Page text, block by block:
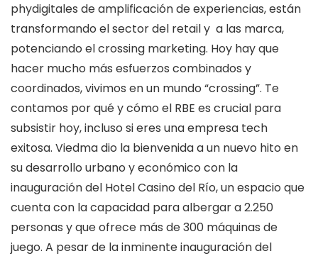
phydigitales de amplificación de experiencias, están
transformando el sector del retail y a las marca,
potenciando el crossing marketing. Hoy hay que
hacer mucho más esfuerzos combinados y
coordinados, vivimos en un mundo “crossing”. Te
contamos por qué y cómo el RBE es crucial para
subsistir hoy, incluso si eres una empresa tech
exitosa. Viedma dio la bienvenida a un nuevo hito en
su desarrollo urbano y económico con la
inauguración del Hotel Casino del Río, un espacio que
cuenta con la capacidad para albergar a 2.250
personas y que ofrece más de 300 máquinas de
juego. A pesar de la inminente inauguración del